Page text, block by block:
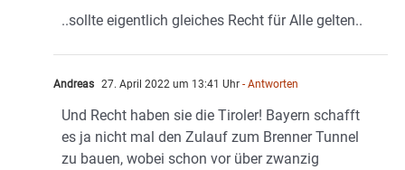
..sollte eigentlich gleiches Recht für Alle gelten..
Andreas 27. April 2022 um 13:41 Uhr - Antworten
Und Recht haben sie die Tiroler! Bayern schafft
es ja nicht mal den Zulauf zum Brenner Tunnel
zu bauen, wobei schon vor über zwanzig